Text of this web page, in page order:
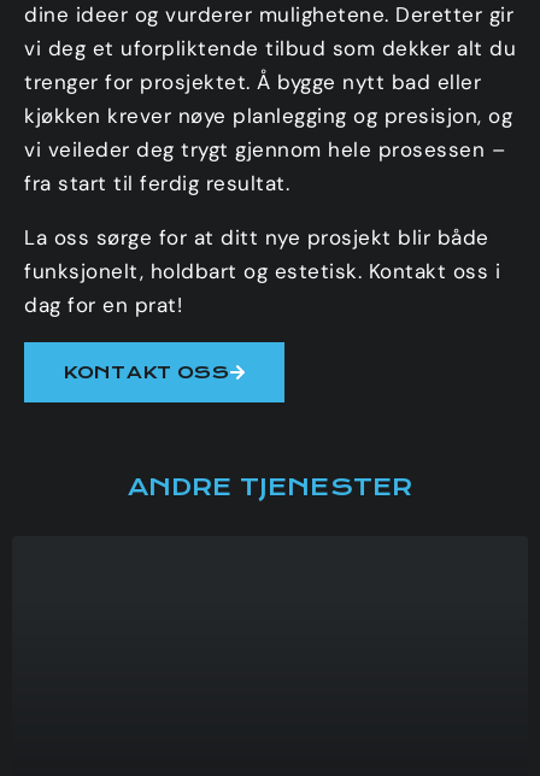
dine ideer og vurderer mulighetene. Deretter gir
vi deg et uforpliktende tilbud som dekker alt du
trenger for prosjektet. Å bygge nytt bad eller
kjøkken krever nøye planlegging og presisjon, og
vi veileder deg trygt gjennom hele prosessen –
fra start til ferdig resultat.
La oss sørge for at ditt nye prosjekt blir både
funksjonelt, holdbart og estetisk. Kontakt oss i
dag for en prat!
KONTAKT OSS
ANDRE TJENESTER